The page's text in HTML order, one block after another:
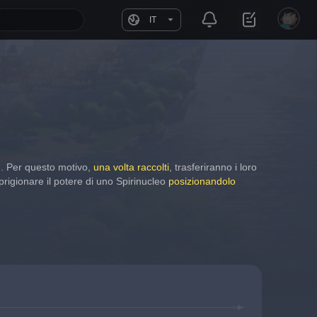
IT
Per questo motivo, una volta raccolti , trasferiranno i loro
il potere di uno Spirinucleo posizionandolo